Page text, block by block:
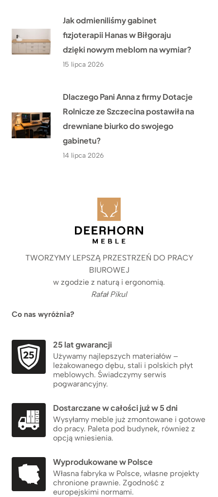
Jak odmieniliśmy gabinet
fizjoterapii Hanas w Biłgoraju
dzięki nowym meblom na wymiar?
15 lipca 2026
Dlaczego Pani Anna z firmy Dotacje
Rolnicze ze Szczecina postawiła na
drewniane biurko do swojego
gabinetu?
14 lipca 2026
TWORZYMY LEPSZĄ PRZESTRZEŃ DO PRACY
BIUROWEJ
w zgodzie z naturą i ergonomią.
Rafał Pikul
Co nas wyróżnia?
25 lat gwarancji
Używamy najlepszych materiałów –
leżakowanego dębu, stali i polskich płyt
meblowych. Świadczymy serwis
pogwarancyjny.
Dostarczane w całości już w 5 dni
Wysyłamy meble już zmontowane i gotowe
do pracy. Paleta pod budynek, również z
opcją wniesienia.
Wyprodukowane w Polsce
Własna fabryka w Polsce, własne projekty
chronione prawnie. Zgodność z
europejskimi normami.